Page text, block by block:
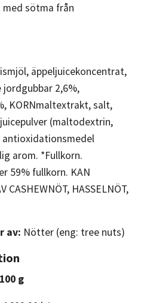
sötma från
äppeljuicekoncentrat,
2,6%,
KORNmaltextrakt, salt,
(maltodextrin,
antioxidationsmedel
arom. *Fullkorn.
59% fullkorn. KAN
CASHEWNÖT, HASSELNÖT,
av: Nötter (eng: tree nuts)
g